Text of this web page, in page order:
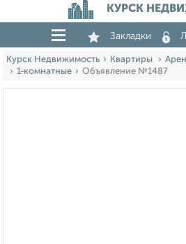
КУРСК
Закладки
Курск Недвижимость Квартиры
1‑комнатные
Объявление №1487